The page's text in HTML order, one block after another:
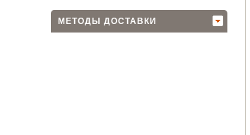
МЕТОДЫ ДОСТАВКИ